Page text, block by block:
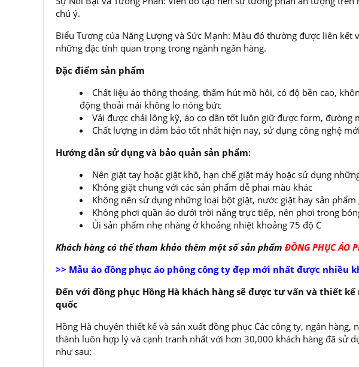
chú ý.
Biểu Tượng của Năng Lượng và Sức Mạnh: Màu đỏ thường được liên
những đặc tính quan trọng trong ngành ngân hàng.
Đặc điểm sản phẩm
Chất liệu áo thông thoáng, thấm hút mồ hôi, có độ bền cao,
động thoải mái không lo nóng bức
Vải được chải lông kỹ, áo co dãn tốt luôn giữ được form, đường
Chất lượng in đảm bảo tốt nhất hiện nay, sử dụng công nghệ
Hướng dẫn sử dụng và bảo quản sản phẩm:
Nên giặt tay hoặc giặt khô, hạn chế giặt máy hoặc sử dụng
Không giặt chung với các sản phẩm dễ phai màu khác
Không nên sử dụng những loại bột giặt, nước giặt hay sản
Không phơi quần áo dưới trời nắng trực tiếp, nên phơi trong
Ủi sản phẩm nhẹ nhàng ở khoảng nhiệt khoảng 75 độ C
Khách hàng có thể tham khảo thêm một số sản phẩm ĐỒNG PHỤC ÁO
>> Mẫu áo đồng phục áo phông công ty đẹp mới nhất được nhiều
Đến với đồng phục Hồng Hà khách hàng sẽ được tư vấn và thiết
quốc
Hồng Hà chuyên thiết kế và sản xuất đồng phục Các công ty, ngân
thành luôn hợp lý và cạnh tranh nhất với hơn 30,000 khách hàng đã sử
như sau: